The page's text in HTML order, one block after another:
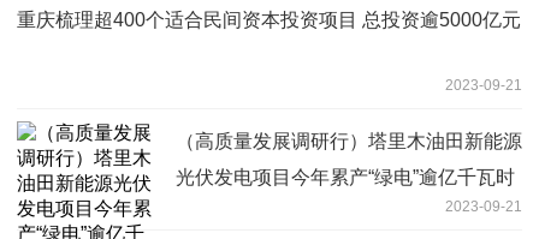
重庆梳理超400个适合民间资本投资项目 总投资逾5000亿元
2023-09-21
（高质量发展调研行）塔里木油田新能源
光伏发电项目今年累产“绿电”逾亿千瓦时
2023-09-21